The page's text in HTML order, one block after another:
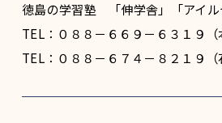
徳島の学習塾 「伸学舎」「アイル
TEL：０８８－６６９－６３１９（
TEL：０８８－６７４－８２１９（